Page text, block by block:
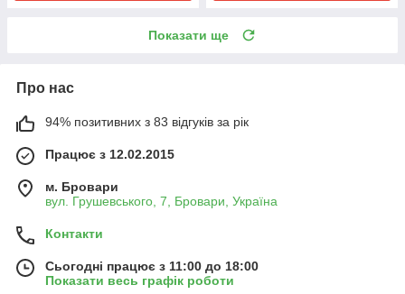
Показати ще
Про нас
94% позитивних з 83 відгуків за рік
Працює з 12.02.2015
м. Бровари
вул. Грушевського, 7, Бровари, Україна
Контакти
Сьогодні працює з 11:00 до 18:00
Показати весь графік роботи